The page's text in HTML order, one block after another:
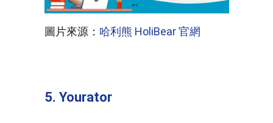
圖片來源： 哈利熊 HoliBear 官網
5. Yourator